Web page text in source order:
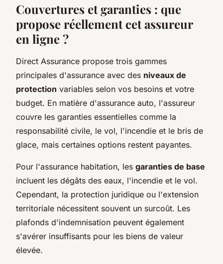
Couvertures et garanties : que
propose réellement cet assureur
en ligne ?
Direct Assurance propose trois gammes
principales d'assurance avec des niveaux de
protection variables selon vos besoins et votre
budget. En matière d'assurance auto, l'assureur
couvre les garanties essentielles comme la
responsabilité civile, le vol, l'incendie et le bris de
glace, mais certaines options restent payantes.
Pour l'assurance habitation, les garanties de base
incluent les dégâts des eaux, l'incendie et le vol.
Cependant, la protection juridique ou l'extension
territoriale nécessitent souvent un surcoût. Les
plafonds d'indemnisation peuvent également
s'avérer insuffisants pour les biens de valeur
élevée.